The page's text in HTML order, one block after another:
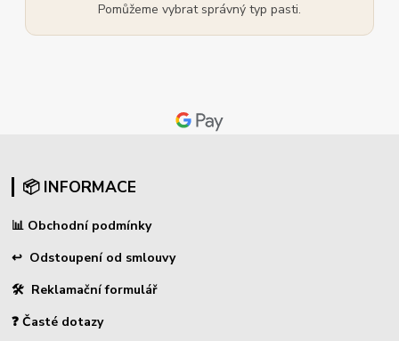
Pomůžeme vybrat správný typ pasti.
📦 INFORMACE
📊 Obchodní podmínky
↩ Odstoupení od smlouvy
🛠 Reklamační formulář
❓ Časté dotazy